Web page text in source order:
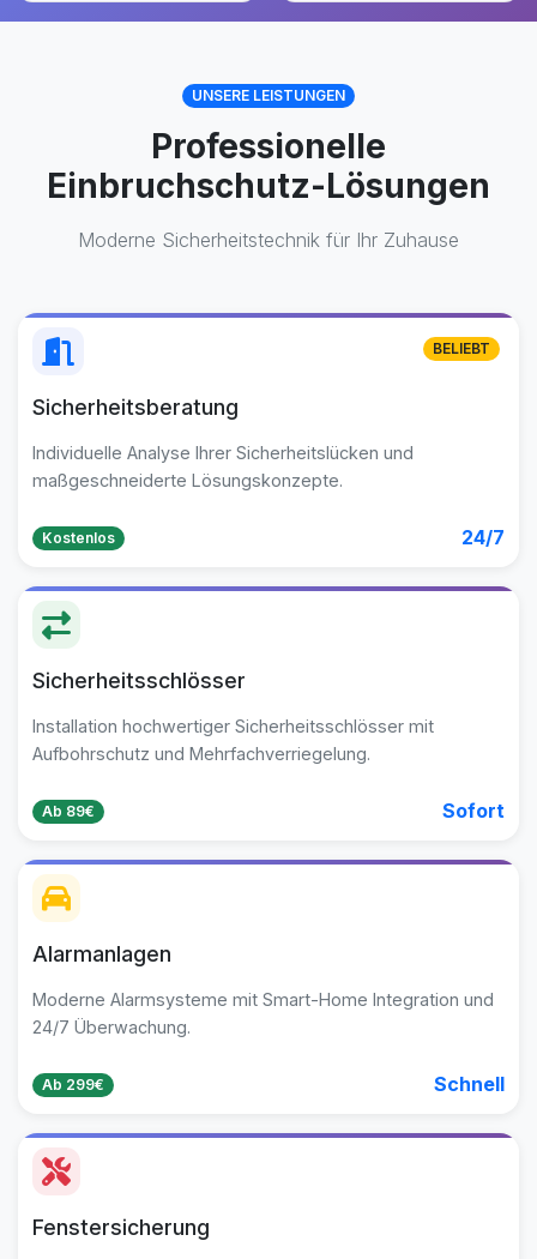
UNSERE LEISTUNGEN
Professionelle
Einbruchschutz-Lösungen
Moderne Sicherheitstechnik für Ihr Zuhause
Sicherheitsberatung
Individuelle Analyse Ihrer Sicherheitslücken und
maßgeschneiderte Lösungskonzepte.
Kostenlos 24/7
BELIEBT
Sicherheitsschlösser
Installation hochwertiger Sicherheitsschlösser mit
Aufbohrschutz und Mehrfachverriegelung.
Ab 89€ Sofort
Alarmanlagen
Moderne Alarmsysteme mit Smart-Home Integration und
24/7 Überwachung.
Ab 299€ Schnell
Fenstersicherung